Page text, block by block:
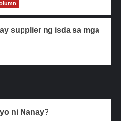
supplier ng isda sa mga
ni Nanay?